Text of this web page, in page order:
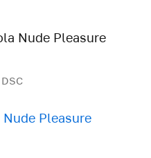
Pleasure